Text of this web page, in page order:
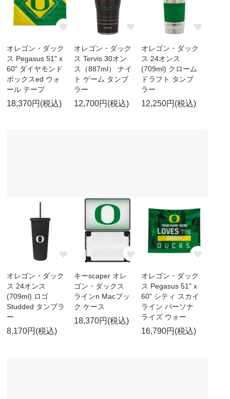
オレゴン・ダック
ス Pegasus 51" x
60" ダイヤモンド
ボックスed ウォ
ール テープ
18,370円(税込)
オレゴン・ダック
ス Tervis 30オン
ス（887ml） ナイ
ト ゲーム タンブ
ラー
12,700円(税込)
オレゴン・ダック
ス 24オンス
(709ml) クローム
ドラフト タンブ
ラー
12,250円(税込)
オレゴン・ダック
ス 24オンス
(709ml) ロゴ
Studded タンブラ
ー
8,170円(税込)
キーscaper オレ
ゴン・ダックス
ラインn Macブッ
ク ケース
18,370円(税込)
オレゴン・ダック
ス Pegasus 51" x
60" シティ スカイ
ライン パーソナ
ライズ ウォー
16,790円(税込)